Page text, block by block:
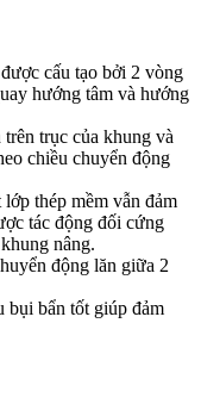
cấu tạo bởi 2 vòng
hướng tâm và hướng
trục của khung và
chiều chuyển động
thép mềm vẫn đảm
tác động đối cứng
nâng.
động lăn giữa 2
bụi bẩn tốt giúp đảm